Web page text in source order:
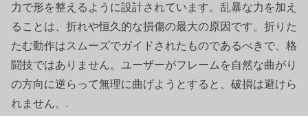
力で形を整えるように設計されています。乱暴な力を加え
ることは、折れや恒久的な損傷の最大の原因です。折りた
たむ動作はスムーズでガイドされたものであるべきで、格
闘技ではありません。ユーザーがフレームを自然な曲がり
の方向に逆らって無理に曲げようとすると、破損は避けら
れません。.